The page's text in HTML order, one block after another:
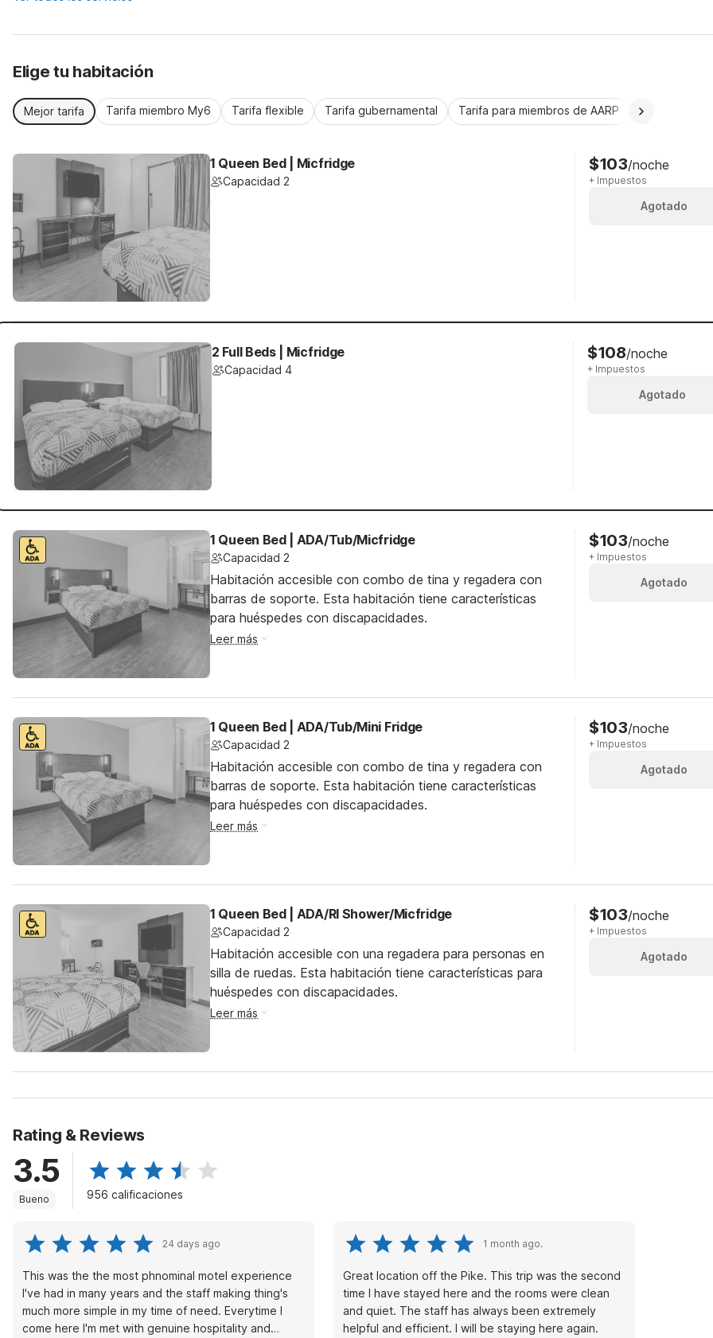
Elige tu habitación
Mejor tarifa Tarifa miembro My6 Tarifa flexible Tarifa gubernamental Tarifa para miembros de AARP
1 Queen Bed | Micfridge
Capacidad 2
$103/noche
+ Impuestos
Agotado
2 Full Beds | Micfridge
Capacidad 4
$108/noche
+ Impuestos
Agotado
1 Queen Bed | ADA/Tub/Micfridge
Capacidad 2
Habitación accesible con combo de tina y regadera con
barras de soporte. Esta habitación tiene características
para huéspedes con discapacidades.
Leer más
$103/noche
+ Impuestos
Agotado
1 Queen Bed | ADA/Tub/Mini Fridge
Capacidad 2
Habitación accesible con combo de tina y regadera con
barras de soporte. Esta habitación tiene características
para huéspedes con discapacidades.
Leer más
$103/noche
+ Impuestos
Agotado
1 Queen Bed | ADA/RI Shower/Micfridge
Capacidad 2
Habitación accesible con una regadera para personas en
silla de ruedas. Esta habitación tiene características para
huéspedes con discapacidades.
Leer más
$103/noche
+ Impuestos
Agotado
Rating & Reviews
3.5
Bueno 956 calificaciones
24 days ago
This was the the most phnominal motel experience
I've had in many years and the staff making thing's
much more simple in my time of need. Everytime I
come here I'm met with genuine hospitality and
1 month ago.
Great location off the Pike. This trip was the second
time I have stayed here and the rooms were clean
and quiet. The staff has always been extremely
helpful and efficient. I will be staying here again.